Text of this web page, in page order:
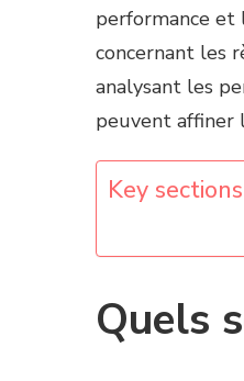
performance et
concernant les
analysant les
peuvent affiner
Key
Quels